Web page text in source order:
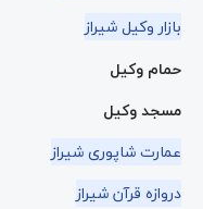
بازار وکیل شیراز
حمام وکیل
مسجد وکیل
عمارت شاپوری شیراز
دروازه قرآن شیراز